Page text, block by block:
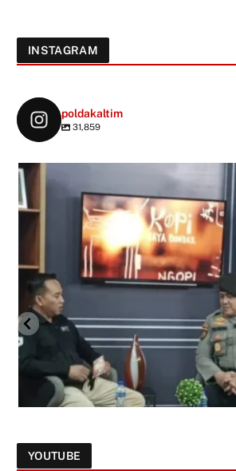
INSTAGRAM
poldakaltim
31,859
YOUTUBE